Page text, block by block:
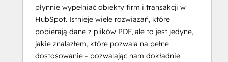
płynnie wypełniać obiekty firm i transakcji w
HubSpot. Istnieje wiele rozwiązań, które
pobierają dane z plików PDF, ale to jest jedyne,
jakie znalazłem, które pozwala na pełne
dostosowanie - pozwalając nam dokładnie